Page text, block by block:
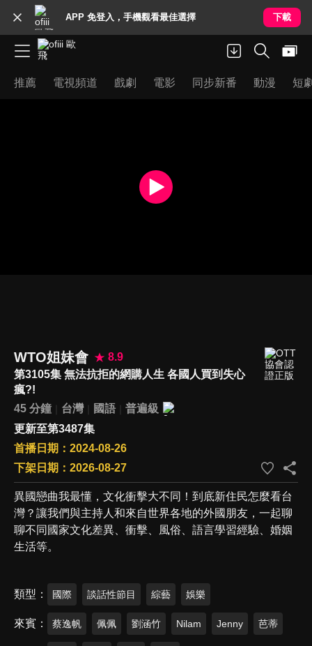
APP 免登入，手機觀看最佳選擇 下載
推薦 電視頻道 戲劇 電影 同步新番 動漫 短
WTO姐妹會
8.9
第3105集 無法抗拒的網購人生 各國人買到失心
瘋?!
45 分鐘
台灣 國語
普遍級
更新至第3487集
首播日期：2024-08-26
下架日期：2026-08-27
異國戀曲我最懂，文化衝擊大不同！到底新住民怎麼看台
灣？讓我們與主持人和來自世界各地的外國朋友，一起聊
聊不同國家文化差異、衝擊、風俗、語言學習經驗、婚姻
生活等。
類型 國際 談話性節目 綜藝 娛樂
來賓 蔡逸帆 佩佩 劉涵竹 Nilam Jenny 芭蒂